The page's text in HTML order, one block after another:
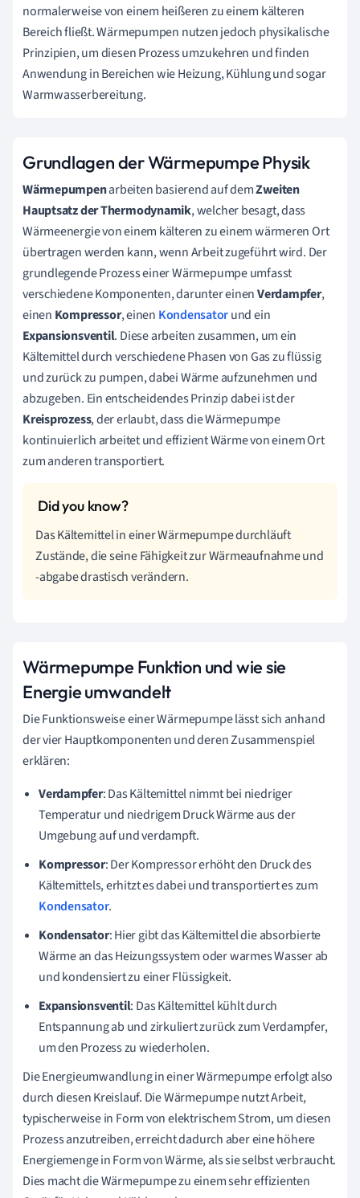
normalerweise von einem heißeren zu einem kälteren
Bereich fließt. Wärmepumpen nutzen jedoch physikalische
Prinzipien, um diesen Prozess umzukehren und finden
Anwendung in Bereichen wie Heizung, Kühlung und sogar
Warmwasserbereitung.
Grundlagen der Wärmepumpe Physik
Wärmepumpenarbeiten basierend auf demZweiten
Hauptsatz der Thermodynamik, welcher besagt, dass
Wärmeenergie von einem kälteren zu einem wärmeren Ort
übertragen werden kann, wenn Arbeit zugeführt wird. Der
grundlegende Prozess einer Wärmepumpe umfasst
verschiedene Komponenten, darunter einenVerdampfer,
einen Kompressor, einen Kondensatorund ein
Expansionsventil. Diese arbeiten zusammen, um ein
Kältemittel durch verschiedene Phasen von Gas zu flüssig
und zurück zu pumpen, dabei Wärme aufzunehmen und
abzugeben. Ein entscheidendes Prinzip dabei ist der
Kreisprozess, der erlaubt, dass die Wärmepumpe
kontinuierlich arbeitet und effizient Wärme von einem Ort
zum anderen transportiert.
Das Kältemittel in einer Wärmepumpe durchläuft
Zustände, die seine Fähigkeit zur Wärmeaufnahme und
-abgabe drastisch verändern.
Wärmepumpe Funktion und wie sie
Energie umwandelt
Die Funktionsweise einer Wärmepumpe lässt sich anhand
der vier Hauptkomponenten und deren Zusammenspiel
erklären:
Verdampfer: Das Kältemittel nimmt bei niedriger
Temperatur und niedrigem Druck Wärme aus der
Umgebung auf und verdampft.
Kompressor: Der Kompressor erhöht den Druck des
Kältemittels, erhitzt es dabei und transportiert es zum
Kondensator.
Kondensator: Hier gibt das Kältemittel die absorbierte
Wärme an das Heizungssystem oder warmes Wasser ab
und kondensiert zu einer Flüssigkeit.
Expansionsventil: Das Kältemittel kühlt durch
Entspannung ab und zirkuliert zurück zum Verdampfer,
um den Prozess zu wiederholen.
Die Energieumwandlung in einer Wärmepumpe erfolgt also
durch diesen Kreislauf. Die Wärmepumpe nutzt Arbeit,
typischerweise in Form von elektrischem Strom, um diesen
Prozess anzutreiben, erreicht dadurch aber eine höhere
Energiemenge in Form von Wärme, als sie selbst verbraucht.
Dies macht die Wärmepumpe zu einem sehr effizienten